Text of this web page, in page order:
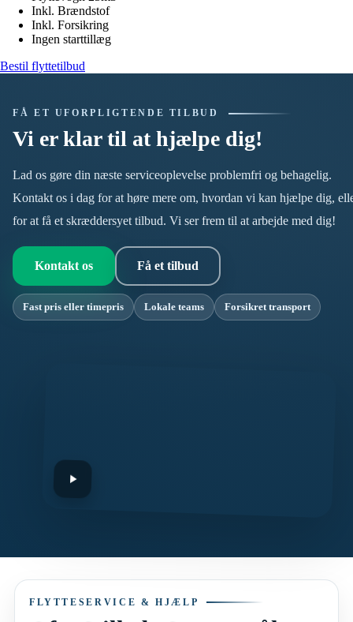
Inkl. Brændstof
Inkl. Forsikring
Ingen starttillæg
Bestil flyttetilbud
FÅ ET UFORPLIGTENDE TILBUD
Vi er klar til at hjælpe dig!
Lad os gøre din næste serviceoplevelse problemfri og behagelig.
Kontakt os i dag for at høre mere om, hvordan vi kan hjælpe dig,
for at få et skræddersyet tilbud. Vi ser frem til at arbejde med dig!
Kontakt os Få et tilbud
Fast pris eller timepris Lokale teams Forsikret transport
FLYTTESERVICE & HJÆLP